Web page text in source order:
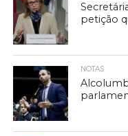
petição
NOTAS